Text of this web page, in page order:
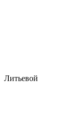
Литьевой